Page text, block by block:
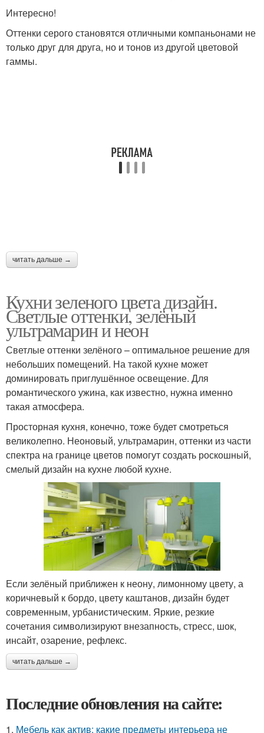
Интересно!
Оттенки серого становятся отличными компаньонами не
только друг для друга, но и тонов из другой цветовой
гаммы.
читать дальше →
Кухни зеленого цвета дизайн.
Светлые оттенки, зелёный
ультрамарин и неон
Светлые оттенки зелёного – оптимальное решение для
небольших помещений. На такой кухне может
доминировать приглушённое освещение. Для
романтического ужина, как известно, нужна именно
такая атмосфера.
Просторная кухня, конечно, тоже будет смотреться
великолепно. Неоновый, ультрамарин, оттенки из части
спектра на границе цветов помогут создать роскошный,
смелый дизайн на кухне любой кухне.
Если зелёный приближен к неону, лимонному цвету, а
коричневый к бордо, цвету каштанов, дизайн будет
современным, урбанистическим. Яркие, резкие
сочетания символизируют внезапность, стресс, шок,
инсайт, озарение, рефлекс.
читать дальше →
Последние обновления на сайте:
1. Мебель как актив: какие предметы интерьера не